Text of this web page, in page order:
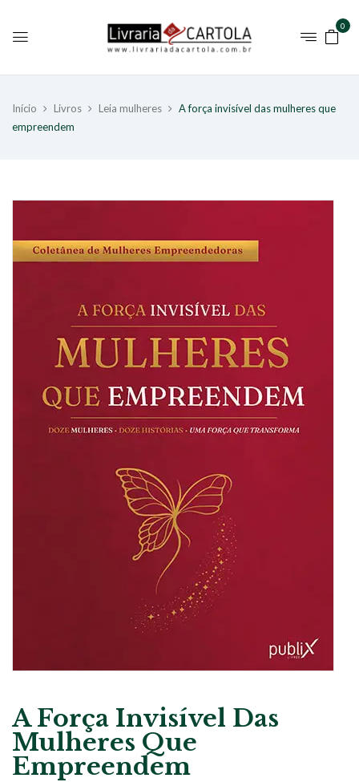
0
Início Livros Leia mulheres
A força invisível das mulheres que
empreendem
A Força Invisível Das
Mulheres Que
Empreendem